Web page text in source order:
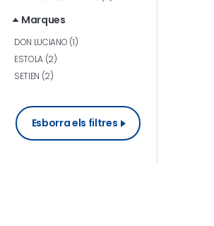
Marques
DON LUCIANO (1)
ESTOLA (2)
SETIEN (2)
Esborra els filtres